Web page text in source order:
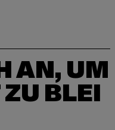
AN, UM
BLEI